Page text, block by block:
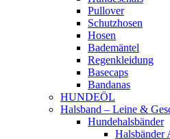
Pullover
Schutzhosen
Hosen
Bademäntel
Regenkleidung
Basecaps
Bandanas
HUNDEÖL
Halsband – Leine &
Hundehalsbänder
Halsbänder